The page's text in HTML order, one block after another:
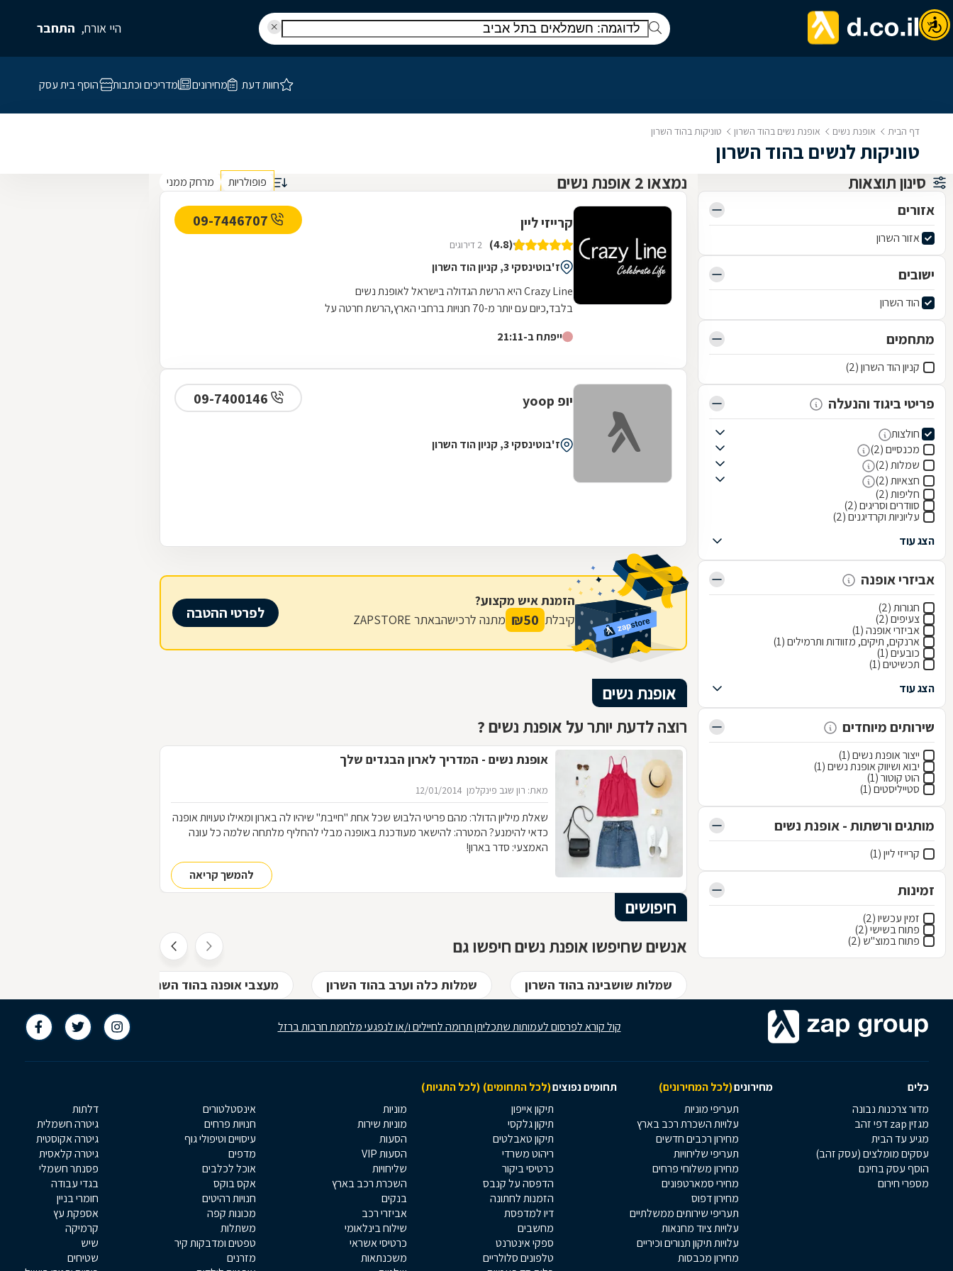
היי אורח, התחבר
חוות דעת מחירונים מדריכים וכתבות הוסף בית עסק
דף הבית אופנת נשים אופנת נשים בהוד השרון טוניקות בהוד השרון
טוניקות לנשים בהוד השרון
סינון תוצאות
אזורים
אזור השרון
ישובים
הוד השרון
מתחמים
קניון הוד השרון (2)
פריטי ביגוד והנעלה
חולצות
מכנסיים (2)
שמלות (2)
חצאיות (2)
חליפות (2)
סוודרים וסריגים (2)
עליוניות וקרדיגנים (2)
הצג עוד
אביזרי אופנה
חגורות (2)
צעיפים (2)
אביזרי אופנה (1)
ארנקים, תיקים, מזוודות ותרמילים (1)
כובעים (1)
תכשיטים (1)
הצג עוד
שירותים מיוחדים
ייצור אופנת נשים (1)
יבוא ושיווק אופנת נשים (1)
הוט קוטור (1)
סטייליסטים (1)
מותגים ורשתות - אופנת נשים
קרייזי ליין (1)
זמינות
זמין עכשיו (2)
פתוח בשישי (2)
פתוח במוצ"ש (2)
נמצאו 2 אופנת נשים פופולריות מרחק ממני
קרייזי ליין
(4.8) 2 דירוגים
ז'בוטינסקי 3, קניון הוד השרון
Crazy Line היא הרשת הגדולה בישראל לאופנת נשים
בלבד,כיום עם יותר מ-70 חנויות ברחבי הארץ,הרשת חרטה על
ייפתח ב-21:11
יופ yoop
ז'בוטינסקי 3, קניון הוד השרון
הזמנת איש מקצוע?
קיבלת 50
₪ מתנה לרכישהבאתר ZAPSTORE לפרטי ההטבה
אופנת נשים
רוצה לדעת יותר על אופנת נשים ?
אופנת נשים - המדריך לארון הבגדים שלך
מאת: רון שגב פינקלמן 12/01/2014
שאלת מיליון הדולר: מהם פריטי הלבוש שכל אחת "חייבת" שיהיו לה בארון ומאילו טעויות אופנה
כדאי להימנע? המטרה: להישאר מעודכנת באופנה מבלי להחליף מלתחה שלמה כל עונה
האמצעי: סדר בארון!
להמשך קריאה
חיפושים
אנשים שחיפשו אופנת נשים חיפשו גם
שמלות שושבינה בהוד השרון שמלות כלה וערב בהוד השרון מעצבי אופנה בהוד השרון
קול קורא לפרסום לעמותות שתכליתן תרומה לחיילים ו/או לנפגעי מלחמת חרבות ברזל
כלים מחירונים(לכל המחירונים) תחומים נפוצים(לכל התחומים) (לכל התגיות)
מדור צרכנות נבונה
מגזין zap דפי זהב
מגיע עד הבית
עסקים מומלצים (עסק זהב)
הוסף עסק בחינם
מספרי חירום
תעריפי מוניות
עלויות השכרת רכב בארץ
מחירון רכבים חדשים
תעריפי שליחויות
מחירון משלוחי פרחים
מחירי סמארטפונים
מחירון דפוס
תעריפי שירותים ממשלתיים
עלויות ציוד מחנאות
עלויות תיקון תנורים וכיריים
מחירון מכבסות
תיקון אייפון
תיקון גלקסי
תיקון טאבלטים
ריהוט משרדי
כרטיסי ביקור
הדפסה על קנבס
הזמנות לחתונה
דיו למדפסת
מחשבים
ספקי אינטרנט
טלפונים סלולריים
מוניות
מוניות שירות
הסעות
הסעות VIP
שליחויות
השכרת רכב בארץ
בנקים
אביזרי רכב
שילוח בינלאומי
כרטיסי אשראי
משכנתאות
אינסטלטורים
חנויות פרחים
עיסויים וטיפולי גוף
מדפים
אוכל לכלבים
אקס בוקס
חנויות רהיטים
מכונות קפה
משתלות
טפטים ומדבקות קיר
מזרנים
דלתות
גיטרה חשמלית
גיטרה אקוסטית
גיטרה קלאסית
פסנתר חשמלי
בגדי עבודה
חומרי בניין
אספקת עץ
קרמיקה
שיש
שטיחים